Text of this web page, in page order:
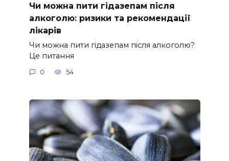
Чи можна пити гідазепам після
алкоголю: ризики та рекомендації
лікарів
Чи можна пити гідазепам після алкоголю?
Це питання
0 54